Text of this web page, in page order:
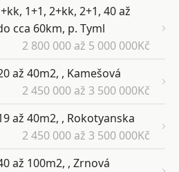
1+1, 2+kk, 2+1, 40 až
cca 60km, p. Tyml
2 800 000 až 5 000 000Kč
až 40m2, , Kamešová
2 450 000 až 3 500 000Kč
až 40m2, , Rokotyanska
2 450 000 až 3 500 000Kč
až 100m2, , Zrnová